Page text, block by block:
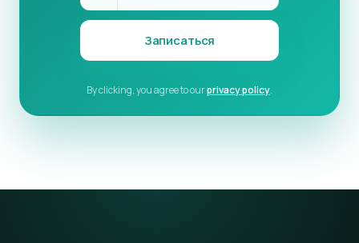
Записаться
By clicking, you agree to ourprivacy policy.